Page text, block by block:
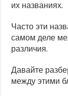
их названиях.
Часто эти
самом деле
различия.
Давайте
между этими